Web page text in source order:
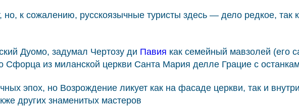
к сожалению, русскоязычные туристы здесь — дело редкое, так
Дуомо, задумал Чертозу ди Павия как семейный мавзолей (его
из миланской церкви Санта Мария делле Грацие с
эпох, но Возрождение ликует как на фасаде церкви, так и
других знаменитых мастеров